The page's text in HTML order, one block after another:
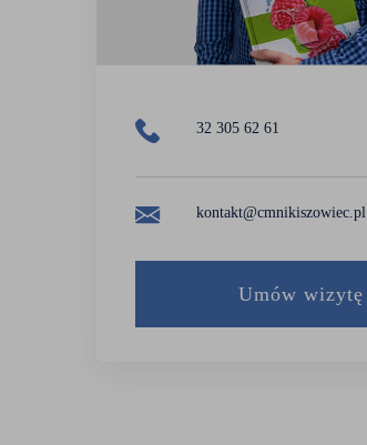
lek. Patrycja Marcinkowska
dr n. med. Maciej Migacz
lek. Tadeusz Nejman
prof. dr hab. n. med. Karolina Sieroń
32 305 62 61
kontakt@cmnikiszowiec.pl
Umów wizytę